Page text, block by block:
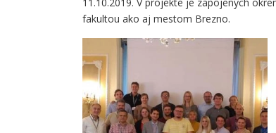
fakultou ako aj mestom Brezno.